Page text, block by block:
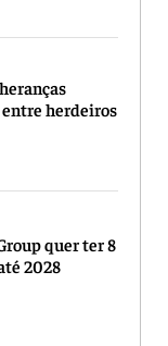
herdeiros
quer ter 8
2028